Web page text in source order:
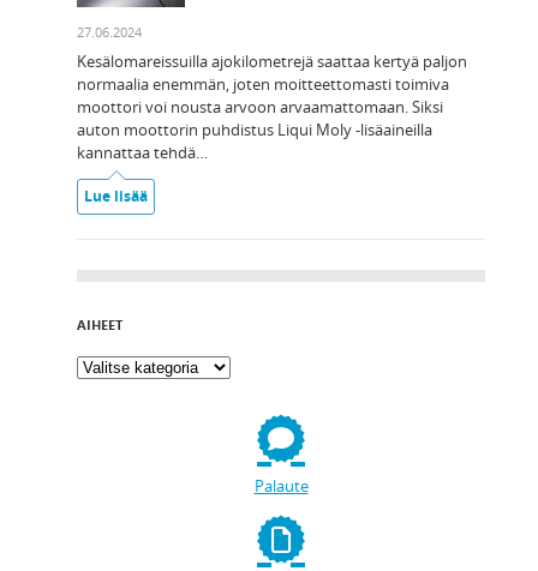
27.06.2024
Kesälomareissuilla ajokilometrejä saattaa kertyä paljon
normaalia enemmän, joten moitteettomasti toimiva
moottori voi nousta arvoon arvaamattomaan. Siksi
auton moottorin puhdistus Liqui Moly -lisäaineilla
kannattaa tehdä…
Lue lisää
AIHEET
Palaute